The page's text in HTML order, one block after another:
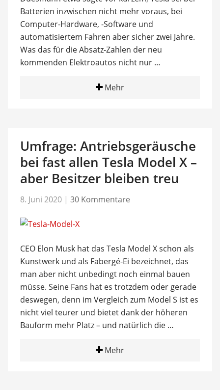
Batterien inzwischen nicht mehr voraus, bei
Computer-Hardware, -Software und
automatisiertem Fahren aber sicher zwei Jahre.
Was das für die Absatz-Zahlen der neu
kommenden Elektroautos nicht nur …
Mehr
Umfrage: Antriebsgeräusche
bei fast allen Tesla Model X –
aber Besitzer bleiben treu
8. Juni 2020 | 30 Kommentare
CEO Elon Musk hat das Tesla Model X schon als
Kunstwerk und als Fabergé-Ei bezeichnet, das
man aber nicht unbedingt noch einmal bauen
müsse. Seine Fans hat es trotzdem oder gerade
deswegen, denn im Vergleich zum Model S ist es
nicht viel teurer und bietet dank der höheren
Bauform mehr Platz – und natürlich die …
Mehr